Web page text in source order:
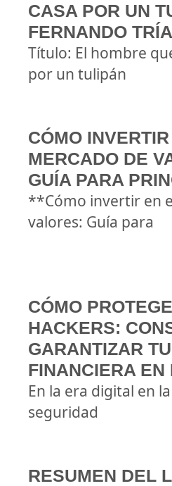
CASA POR UN
FERNANDO
Título: El hombre
por un tulipán
CÓMO
MERCADO DE
GUÍA PARA
**Cómo invertir en
valores: Guía para
CÓMO
HACKERS:
GARANTIZAR
FINANCIERA EN
En la era digital en
seguridad
RESUMEN DEL